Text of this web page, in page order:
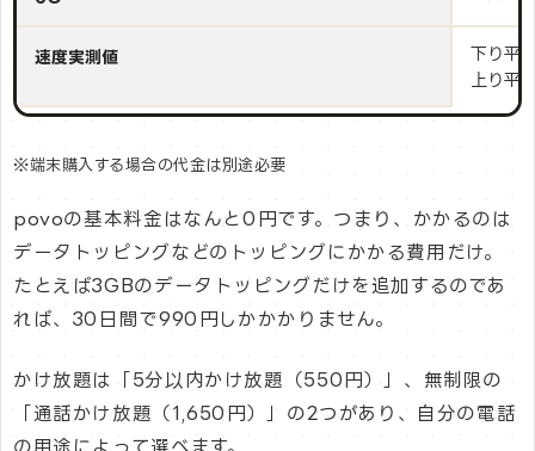
速度実測値
下り平
上り平
※端末購入する場合の代金は別途必要
povoの基本料金はなんと0円です。つまり、かかるのは
データトッピングなどのトッピングにかかる費用だけ。
たとえば3GBのデータトッピングだけを追加するのであ
れば、30日間で990円しかかかりません。
かけ放題は「5分以内かけ放題（550円）」、無制限の
「通話かけ放題（1,650円）」の2つがあり、自分の電話